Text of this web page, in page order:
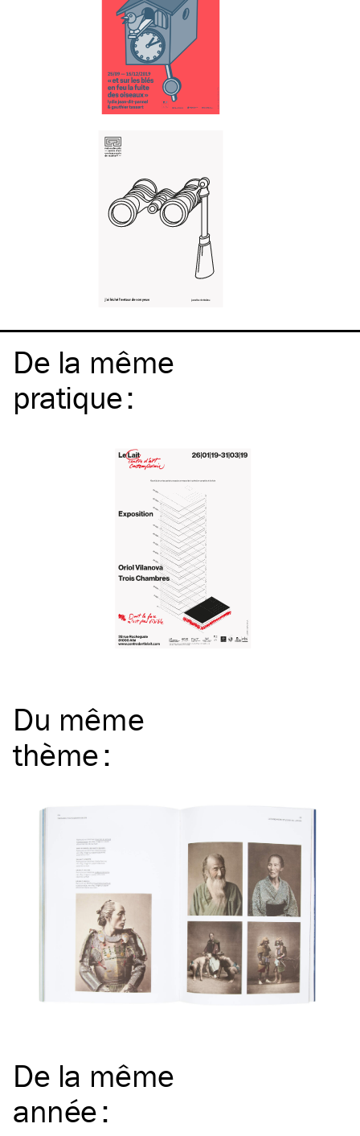
De la même
pratique:
Du même
thème:
De la même
année: